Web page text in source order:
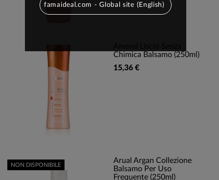
Chimica Balsamo (250ml)
15,36 €
Arual Argan Collezione
Balsamo Per Uso
Frequente (250ml)
NON DISPONIBILE
famaideal.com - Global site (English)